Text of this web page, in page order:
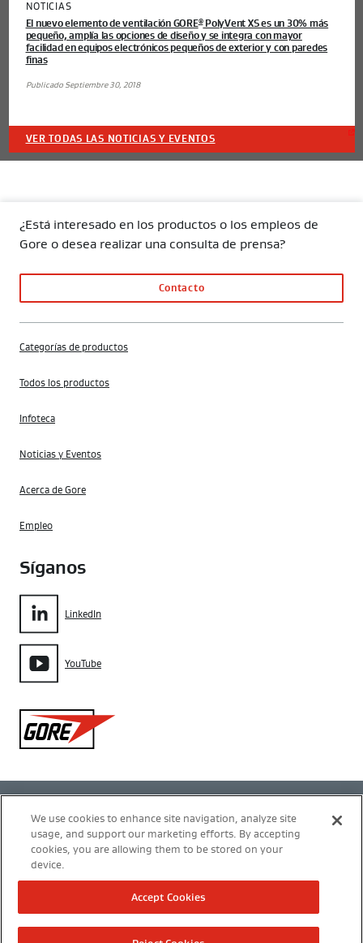
NOTICIAS
El nuevo elemento de ventilación GORE®PolyVent XS es un 30% más
pequeño, amplía las opciones de diseño y se integra con mayor
facilidad en equipos electrónicos pequeños de exterior y con paredes
finas
Publicado Septiembre 30, 2018
VER TODAS LAS NOTICIAS Y EVENTOS
¿Está interesado en los productos o los empleos de
Gore o desea realizar una consulta de prensa?
Contacto
Categorías de productos
Todos los productos
Infoteca
Noticias y Eventos
Acerca de Gore
Empleo
Síganos
LinkedIn
YouTube
Gore
Política de privacidad
Configuración de cookies
Términos de uso
Modern Slavery Act Transparency Statement
We use cookies to enhance site navigation, analyze site
usage, and support our marketing efforts. By accepting
cookies, you are allowing them to be stored on your
device.
Accept Cookies